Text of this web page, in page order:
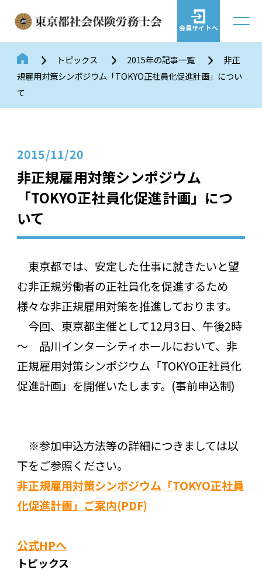
会員サイトへ
トピックス 2015年の記事一覧
非正
規雇用対策シンポジウム「TOKYO正社員化促進計画」につい
て
トピックス
2015/11/20
非正規雇用対策シンポジウム
「TOKYO正社員化促進計画」につ
いて
東京都では、安定した仕事に就きたいと望
む非正規労働者の正社員化を促進するため
様々な非正規雇用対策を推進しております。
今回、東京都主催として12月3日、午後2時
～ 品川インターシティホールにおいて、非
正規雇用対策シンポジウム「TOKYO正社員化
促進計画」を開催いたします。(事前申込制)
※参加申込方法等の詳細につきましては以
下をご参照ください。
非正規雇用対策シンポジウム「TOKYO正社員
化促進計画」ご案内(PDF)
公式HPへ